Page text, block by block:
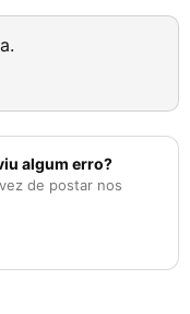
algum erro?
de postar nos